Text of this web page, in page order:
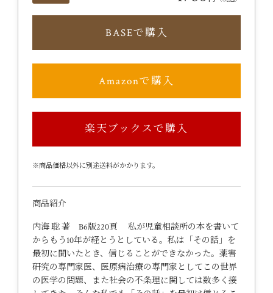
BASEで購入
Amazonで購入
楽天ブックスで購入
※商品価格以外に別途送料がかかります。
商品紹介
内海 聡 著 B6版220頁 私が児童相談所の本を書いて
からもう10年が経とうとしている。私は「その話」を
最初に聞いたとき、信じることができなかった。薬害
研究の専門家医、医原病治療の専門家としてこの世界
の医学の問題、また社会の不条理に関しては数多く接